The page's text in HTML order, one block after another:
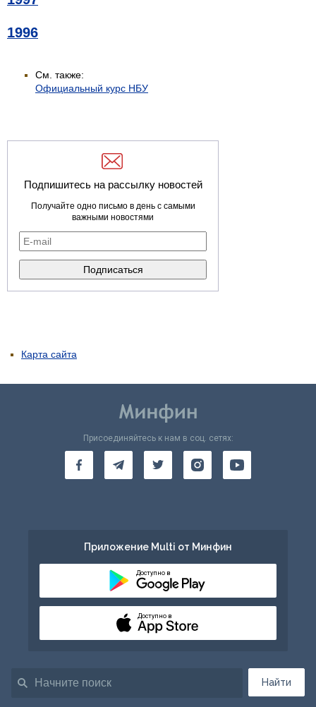
1996
См. также:
Официальный курс НБУ
Подпишитесь на рассылку новостей
Получайте одно письмо в день с самыми
важными новостями
Карта сайта
Найти
Присоединяйтесь к нам в соц. сетях:
Приложение Multi от Минфин
Доступно в
Доступно в